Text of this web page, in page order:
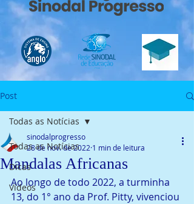
Post
Todas as Notícias
Dicas
Vídeos
Todas as Notícias
Mandalas Africanas
sinodalprogresso
28 de nov. de 2022 1 min de leitura
Ao longo de todo 2022, a turminha
13, do 1° ano da Prof. Pitty, vivenciou